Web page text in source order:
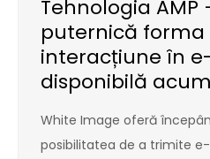
Tehnologia AMP
puternică forma
interacțiune în
disponibilă
White Image oferă
posibilitatea de a trimite